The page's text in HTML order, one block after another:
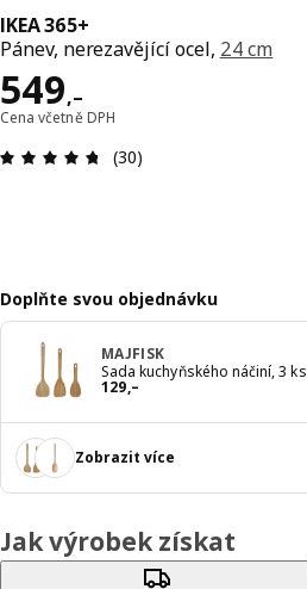
IKEA 365+
Pánev, nerezavějící ocel, 24 cm
549,–
Cena 549,–
Cena včetně DPH
(30)
Doplňte svou objednávku
MAJFISK
Sada kuchyňského náčiní, 3 ks
129,–
Cena 129,–
Zobrazit více
Jak výrobek získat